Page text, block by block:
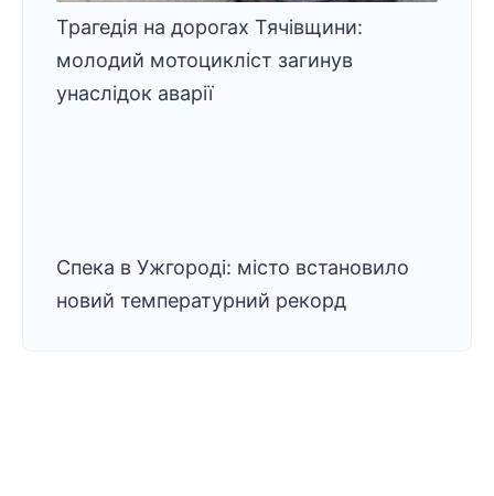
Трагедія на дорогах Тячівщини:
молодий мотоцикліст загинув
унаслідок аварії
Спека в Ужгороді: місто встановило
новий температурний рекорд